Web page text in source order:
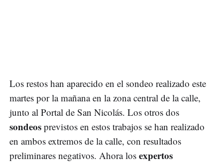
Los restos han aparecido en el sondeo realizado este
martes por la mañana en la zona central de la calle,
junto al Portal de San Nicolás. Los otros dos
sondeos previstos en estos trabajos se han realizado
en ambos extremos de la calle, con resultados
preliminares negativos. Ahora los expertos